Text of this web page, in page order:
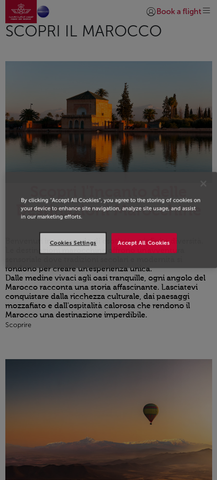
Skip to Main Content
Vai alla home page
Accedi | Unisciti)
Book a flight
SCOPRI IL MAROCCO
Destinazioni Marocchine
Benvenuti in un mondo di esotismo e infinita diversità.
Le destinazioni marocchine offrono un'avventura
fondono per creare un'esperienza unica.
Dalle medine vivaci agli oasi tranquille, ogni angolo del
Marocco racconta una storia affascinante. Lasciatevi
conquistare dalla ricchezza culturale, dai paesaggi
mozzafiato e dall'ospitalità calorosa che rendono il
Marocco una destinazione imperdibile.
Scoprire
By clicking “Accept All Cookies”, you agree to the storing of cookies on
your device to enhance site navigation, analyze site usage, and assist
in our marketing efforts.
Accept All Cookies
Cookies Settings